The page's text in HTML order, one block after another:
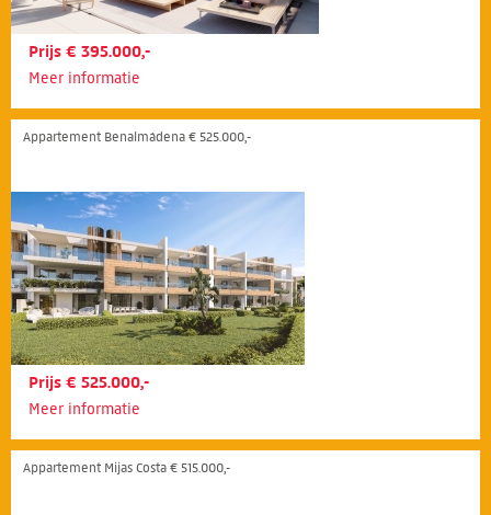
Prijs € 395.000,-
Meer informatie
Appartement Benalmádena € 525.000,-
Prijs € 525.000,-
Meer informatie
Appartement Mijas Costa € 515.000,-